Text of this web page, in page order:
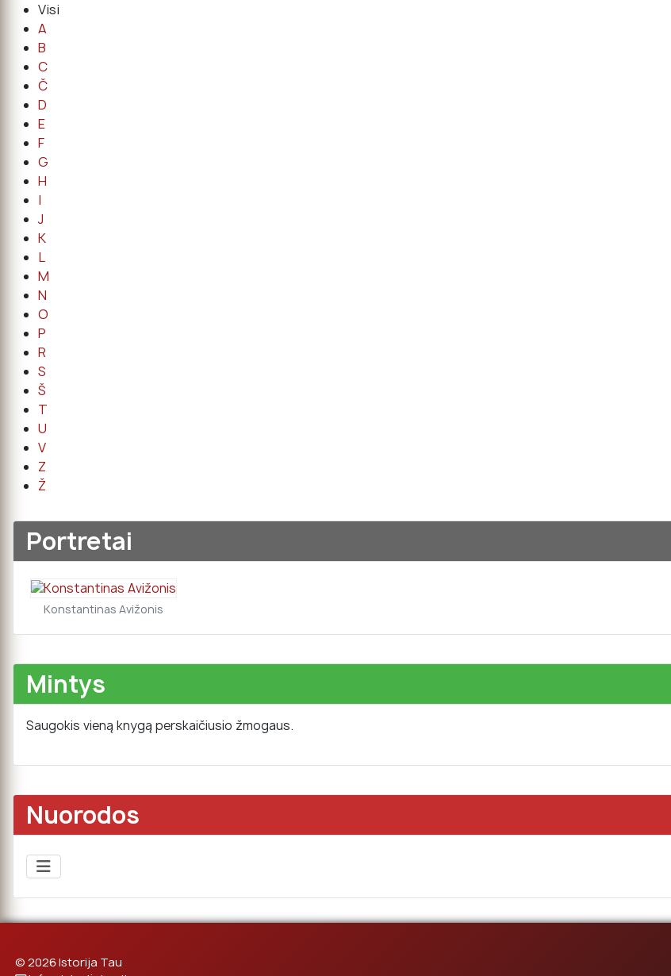
Visi
A
B
C
Č
D
E
F
G
H
I
J
K
L
M
N
O
P
R
S
Š
T
U
V
Z
Ž
Portretai
Konstantinas Avižonis
Mintys
Saugokis vieną knygą perskaičiusio žmogaus.
Nuorodos
© 2026 Istorija Tau